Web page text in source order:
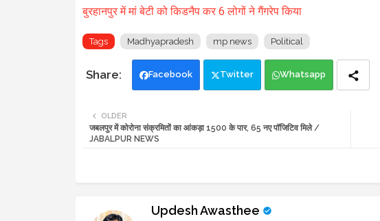
बुरहानपुर में मां बेटी को किडनैप कर 6 लोगों ने गैंगरेप किया
Tags Madhyapradesh mp news Political
Facebook Twitter Whatsapp
OLDER
जबलपुर में कोरोना संक्रमितों का आंकड़ा 1500 के पार, 65 नए पॉजिटिव मिले /
JABALPUR NEWS
Updesh Awasthee